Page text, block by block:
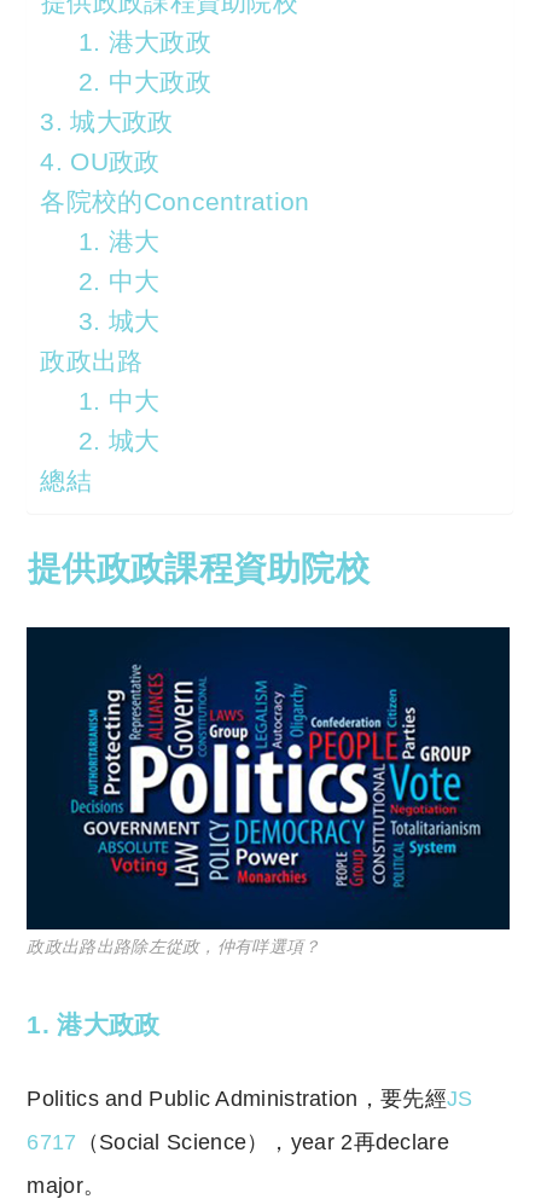
1. 港大政政
2. 中大政政
3. 城大政政
4. OU政政
各院校的Concentration
1. 港大
2. 中大
3. 城大
政政出路
1. 中大
2. 城大
總結
提供政政課程資助院校
政政出路出路除左從政，仲有咩選項？
1. 港大政政
Politics and Public Administration，要先經JS
6717 （Social Science），year 2再declare
major。